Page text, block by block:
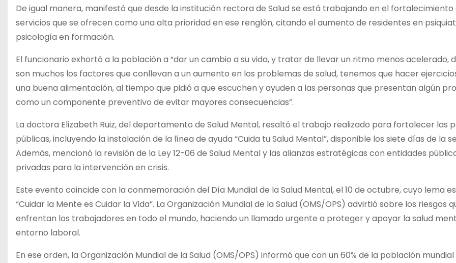
De igual manera, manifestó que desde la institución rectora de Salud se está trabajando en el fortalecimiento
servicios que se ofrecen como una alta prioridad en ese renglón, citando el aumento de residentes en
psicología en formación.
El funcionario exhortó a la población a “dar un cambio a su vida, y tratar de llevar un ritmo menos acelerado,
son muchos los factores que conllevan a un aumento en los problemas de salud, tenemos que hacer
una buena alimentación, al tiempo que pidió a que escuchen y ayuden a las personas que presentan algún
como un componente preventivo de evitar mayores consecuencias”.
La doctora Elizabeth Ruiz, del departamento de Salud Mental, resaltó el trabajo realizado para fortalecer las
públicas, incluyendo la instalación de la línea de ayuda “Cuida tu Salud Mental”, disponible los siete días de la
Además, mencionó la revisión de la Ley 12-06 de Salud Mental y las alianzas estratégicas con entidades
privadas para la intervención en crisis.
Este evento coincide con la conmemoración del Día Mundial de la Salud Mental, el 10 de octubre, cuyo lema
“Cuidar la Mente es Cuidar la Vida”. La Organización Mundial de la Salud (OMS/OPS) advirtió sobre los riesgos
enfrentan los trabajadores en todo el mundo, haciendo un llamado urgente a proteger y apoyar la salud
entorno laboral.
En ese orden, la Organización Mundial de la Salud (OMS/OPS) informó que con un 60% de la población mundial